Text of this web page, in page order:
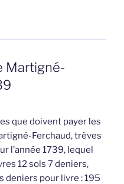
Martigné-
que doivent payer les
Ferchaud, trèves
l’année 1739, lequel
12 sols 7 deniers,
deniers pour livre : 195